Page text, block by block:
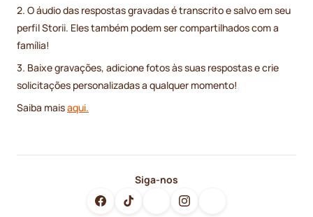
2. O áudio das respostas gravadas é transcrito e salvo em seu
perfil Storii. Eles também podem ser compartilhados com a
família!
3. Baixe gravações, adicione fotos às suas respostas e crie
solicitações personalizadas a qualquer momento!
Saiba maisaqui.
Siga-nos